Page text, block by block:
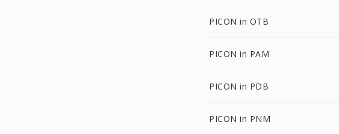
PICON in OTB
PICON in PAM
PICON in PDB
PICON in PNM